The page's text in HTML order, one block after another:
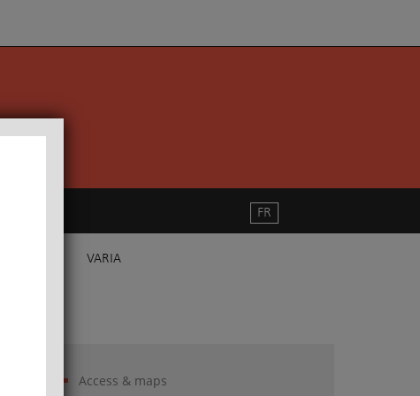
VARIA
FR
Access & maps